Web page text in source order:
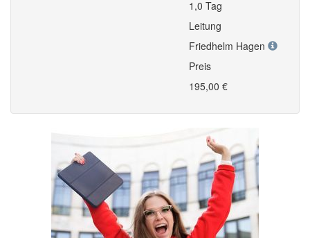
1,0 Tag
Leitung
Friedhelm Hagen
Preis
195,00 €